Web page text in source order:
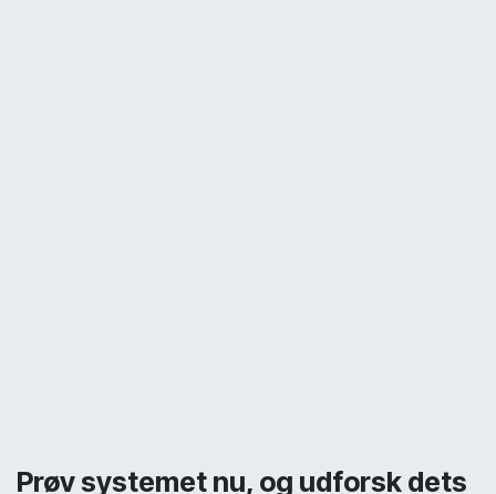
Prøv systemet nu, og udforsk dets